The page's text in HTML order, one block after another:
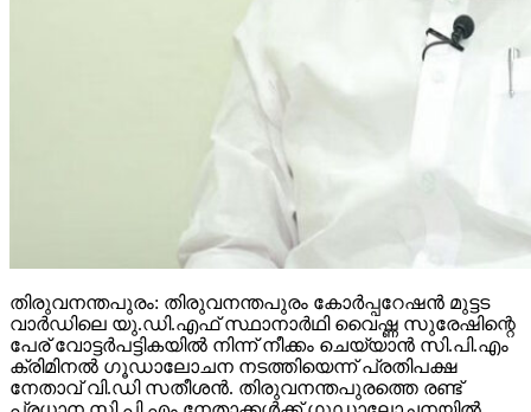
തിരുവനന്തപുരം: തിരുവനന്തപുരം കോര്‍പ്പറേഷന്‍ മുട്ടട
വാര്‍ഡിലെ യു.ഡി.എഫ് സ്ഥാനാര്‍ഥി വൈഷ്ണ സുരേഷിന്റെ
പേര് വോട്ടര്‍പട്ടികയില്‍ നിന്ന് നീക്കം ചെയ്യാന്‍ സി.പി.എം
നേതാവ് വി.ഡി സതീശന്‍. തിരുവനന്തപുരത്തെ രണ്ട്
പ്രധാന സി.പി.എം നേതാക്കള്‍ക്ക് ഗൂഡാലോചനയില്‍
നേരിട്ട് പങ്കുണ്ട്. കോര്‍പ്പറേഷനിലെ സി.പി.എമ്മുകാരായ
ചില ഉദ്യോഗസ്ഥര്‍ കൂടി ഈ ക്രിമിനല്‍ പ്രവര്‍ത്തിയില്‍
പങ്കാളികളാണ്. ഇതേ കുറിച്ച് തിരഞ്ഞെടുപ്പ് കമ്മിഷന്‍